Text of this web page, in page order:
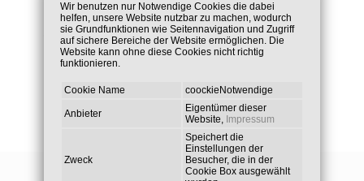
Wir benutzen nur Notwendige Cookies die dabei
helfen, unsere Website nutzbar zu machen, wodurch
sie Grundfunktionen wie Seitennavigation und Zugriff
auf sichere Bereiche der Website ermöglichen. Die
Website kann ohne diese Cookies nicht richtig
funktionieren.
Cookie Name coockieNotwendige
Anbieter
Eigentümer dieser
Website, Impressum
Zweck
Speichert die
Einstellungen der
Besucher, die in der
Cookie Box ausgewählt
Lachgas, um so ein angst - und
schmerzfreies Behandeln zu ermöglichen.